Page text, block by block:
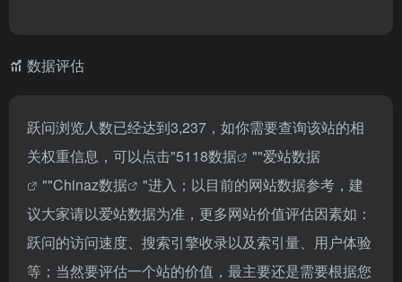
数据评估
跃问浏览人数已经达到3,237，如你需要查询该站的相
关权重信息，可以点击"5118数据 ""爱站数据
""Chinaz数据
"进入；以目前的网站数据参考，建
议大家请以爱站数据为准，更多网站价值评估因素如：
跃问的访问速度、搜索引擎收录以及索引量、用户体验
等；当然要评估一个站的价值，最主要还是需要根据您